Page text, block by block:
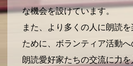
な機会を設けています。
また、より多くの人に朗読を
ために、ボランティア活動
朗読愛好家たちの交流に力